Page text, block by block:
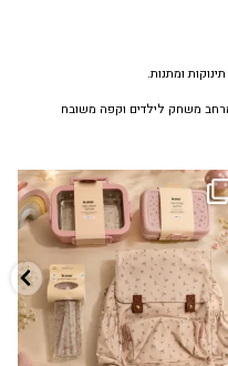
ומתנות.
משחק לילדים וקפה משובח
✨ חוזרים למסגרת בסטייל! ✨
הקולקציה החדשה...
9 4